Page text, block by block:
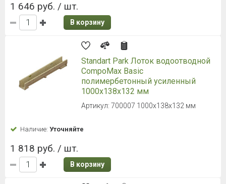
1 646 руб. / шт.
В корзину
Standart Park Лоток водоотводной
CompoMax Basic
полимербетонный усиленный
1000х138х132 мм
Артикул: 700007 1000х138х132 мм
Наличие: Уточняйте
1 818 руб. / шт.
В корзину